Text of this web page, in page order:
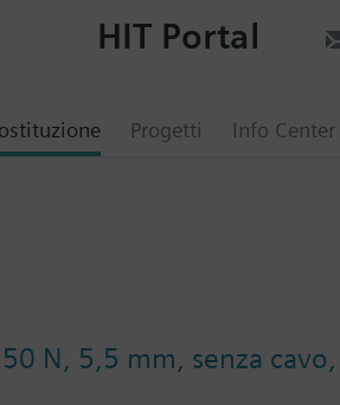
Progetti Info Center
HIT Portal
N, 5,5 mm, senza cavo,